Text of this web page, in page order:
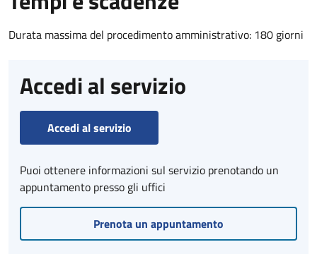
Durata massima del procedimento amministrativo: 180 giorni
Accedi al servizio
Accedi al servizio
Puoi ottenere informazioni sul servizio prenotando un
appuntamento presso gli uffici
Prenota un appuntamento